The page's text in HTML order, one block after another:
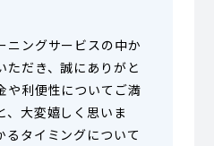
ニングサービスの中か
ただき、誠にありがと
や利便性についてご満
、大変嬉しく思いま
るタイミングについて